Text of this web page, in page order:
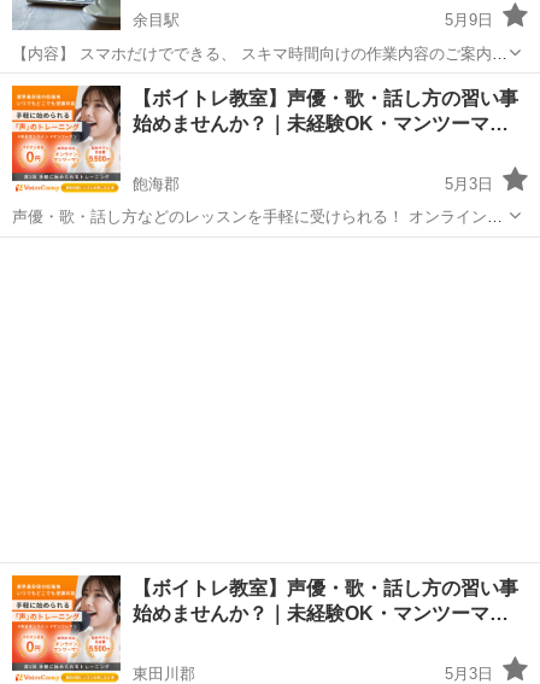
余目駅
5月9日
【内容】 スマホだけでできる、 スキマ時間向けの作業内容のご案内で
す😊 ・特別なスキル不要 ・未経験の方がほとんど ・在宅でOK まず
は内容を聞くだけでも大丈夫です。 お問い合わせ先 ▶︎ htt...
山形 酒田市 余目駅 その他 未経験
【ボイトレ教室】声優・歌・話し方の習い事
始めませんか？｜未経験OK・マンツーマ…
飽海郡
5月3日
声優・歌・話し方などのレッスンを手軽に受けられる！ オンラインボ
イトレ教室「Voice Camp（ボイスキャンプ）」 「声優のレッスンを一
【ボイトレ教室】声優・歌・話し方の習い事
始めませんか？｜未経験OK・マンツーマ…
東田川郡
5月3日